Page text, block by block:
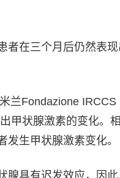
者在三个月后仍然表
兰Fondazione
甲状腺激素的变化。
生甲状腺激素变化。